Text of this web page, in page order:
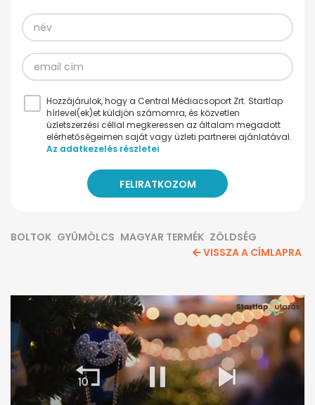
Hozzájárulok, hogy a Central Médiacsoport Zrt. Startlap
hírlevel(ek)et küldjön számomra, és közvetlen
üzletszerzési céllal megkeressen az általam megadott
elérhetőségeimen saját vagy üzleti partnerei ajánlatával.
Az adatkezelés részletei
BOLTOK GYÜMÖLCS MAGYAR TERMÉK ZÖLDSÉG
VISSZA A CÍMLAPRA